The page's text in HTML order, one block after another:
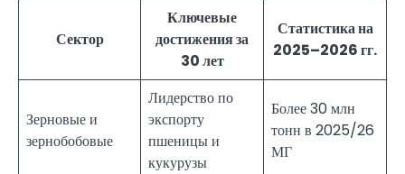
Сектор
Ключевые
достижения за
30 лет
Статистика на
2025–2026 гг.
Зерновые и
зернобобовые
Лидерство по
экспорту
пшеницы и
кукурузы
Более 30 млн
тонн в 2025/26
МГ